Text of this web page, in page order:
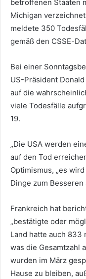
betroffenen Staaten
Michigan
meldete 350
gemäß den CSSE-
Bei einer
US-Präsident
auf die
viele Todesfälle
19.
„Die USA werden
auf den Tod
Optimismus, „es
Dinge zum
Frankreich hat
„bestätigte oder
Land hatte auch 833
was die Gesamtzahl
wurden im März
Hause zu bleiben,